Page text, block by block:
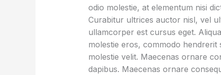
odio molestie, at elementum nisi
Curabitur ultrices auctor nisl, vel
ullamcorper est cursus eget.
molestie eros, commodo hendrerit
molestie velit. Maecenas ornare
dapibus. Maecenas ornare